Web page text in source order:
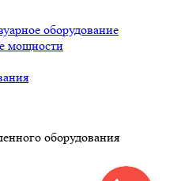
оборудование
мощности